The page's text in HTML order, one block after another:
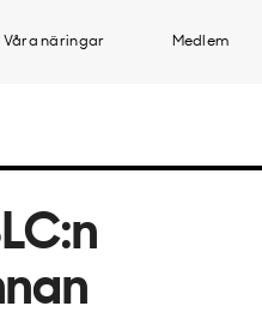
Våra näringar Medlem